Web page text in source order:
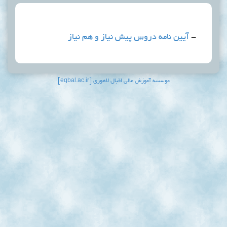
دروس پیش نیاز و هم نیاز
موسسه آموزش عالی اقبال لاهوری [eqbal.ac.ir]